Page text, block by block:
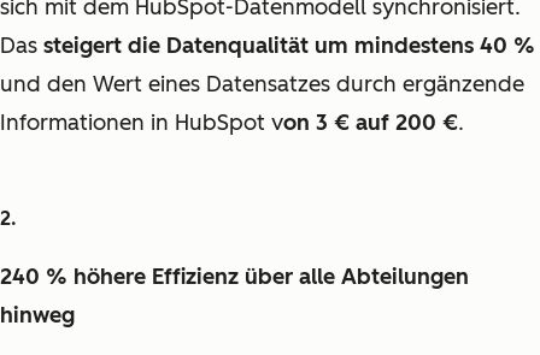
sich mit dem HubSpot-Datenmodell synchronisiert.
Das steigert die Datenqualität um mindestens 40 %
und den Wert eines Datensatzes durch ergänzende
Informationen in HubSpot von 3 € auf 200 €.
240 % höhere Effizienz über alle Abteilungen
hinweg